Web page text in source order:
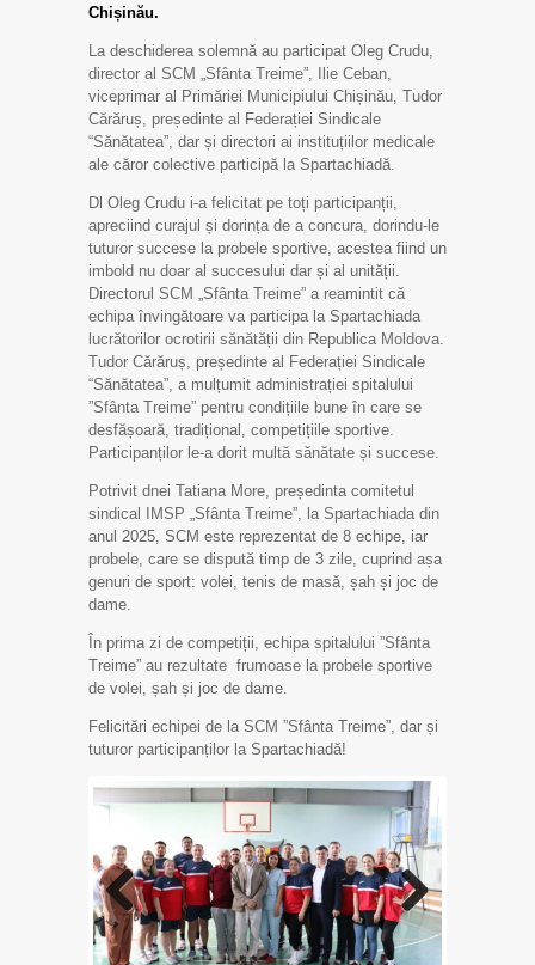
Chișinău.
La deschiderea solemnă au participat Oleg Crudu,
director al SCM „Sfânta Treime”, Ilie Ceban,
viceprimar al Primăriei Municipiului Chișinău, Tudor
Cărăruș, președinte al Federației Sindicale
“Sănătatea”, dar și directori ai instituțiilor medicale
ale căror colective participă la Spartachiadă.
Dl Oleg Crudu i-a felicitat pe toți participanții,
apreciind curajul și dorința de a concura, dorindu-le
tuturor succese la probele sportive, acestea fiind un
imbold nu doar al succesului dar și al unității.
Directorul SCM „Sfânta Treime” a reamintit că
echipa învingătoare va participa la Spartachiada
lucrătorilor ocrotirii sănătății din Republica Moldova.
Tudor Cărăruș, președinte al Federației Sindicale
“Sănătatea”, a mulțumit administrației spitalului
”Sfânta Treime” pentru condițiile bune în care se
desfășoară, tradițional, competițiile sportive.
Participanților le-a dorit multă sănătate și succese.
Potrivit dnei Tatiana More, președinta comitetul
sindical IMSP „Sfânta Treime”, la Spartachiada din
anul 2025, SCM este reprezentat de 8 echipe, iar
probele, care se dispută timp de 3 zile, cuprind așa
genuri de sport: volei, tenis de masă, șah și joc de
dame.
În prima zi de competiții, echipa spitalului ”Sfânta
Treime” au rezultate frumoase la probele sportive
de volei, șah și joc de dame.
Felicitări echipei de la SCM ”Sfânta Treime”, dar și
tuturor participanților la Spartachiadă!
Previo
us
Next